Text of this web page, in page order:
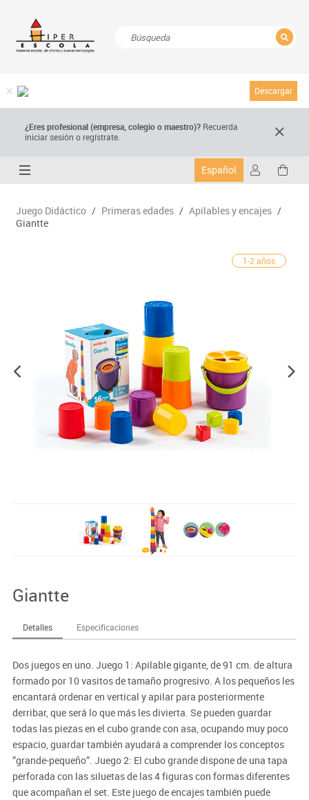
Descargar
¿Eres profesional (empresa, colegio o maestro)? Recuerda
iniciar sesión o regístrate.
Español
Juego Didáctico / Primeras edades / Apilables y encajes /
Giantte
1-2 años
Giantte
Detalles Especificaciones
Dos juegos en uno. Juego 1: Apilable gigante, de 91 cm. de altura
formado por 10 vasitos de tamaño progresivo. A los pequeños les
encantará ordenar en vertical y apilar para posteriormente
derribar, que será lo que más les divierta. Se pueden guardar
todas las piezas en el cubo grande con asa, ocupando muy poco
espacio, guardar también ayudará a comprender los conceptos
”grande-pequeño”. Juego 2: El cubo grande dispone de una tapa
perforada con las siluetas de las 4 figuras con formas diferentes
que acompañan el set. Este juego de encajes también puede